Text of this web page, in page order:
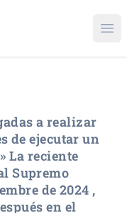
a realizar
de ejecutar un
La reciente
Supremo
de 2024 ,
en el